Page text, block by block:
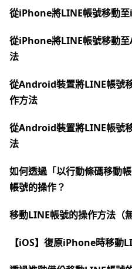
從iPhone將LINE帳號移動
從iPhone將LINE帳號移動
法
從Android裝置將LINE帳號
作方法
從Android裝置將LINE帳號
法
如何透過「以行動條碼移動
帳號的操作？
移動LINE帳號的操作方法（
【iOS】復原iPhone時移動